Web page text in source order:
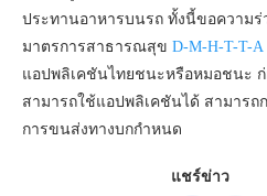
ประทานอาหารบนรถ ทั้งนี้ขอความ
มาตรการสาธารณสุข D-M-H-T-T-A
แอปพลิเคชันไทยชนะหรือหมอชนะ
สามารถใช้แอปพลิเคชันได้ สามาร
การขนส่งทางบกกำหนด
แชร์ข่าว